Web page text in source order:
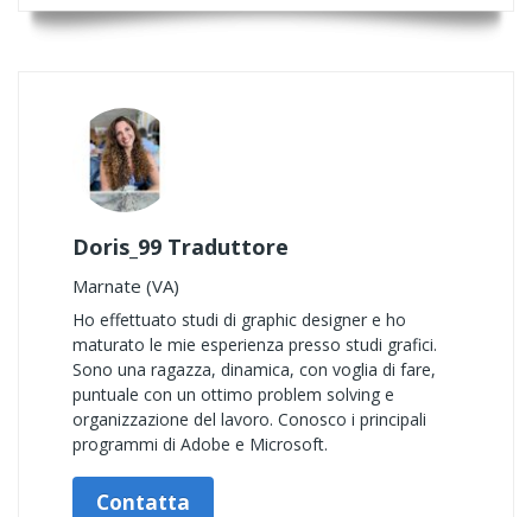
Doris_99 Traduttore
Marnate (VA)
Ho effettuato studi di graphic designer e ho
maturato le mie esperienza presso studi grafici.
Sono una ragazza, dinamica, con voglia di fare,
puntuale con un ottimo problem solving e
organizzazione del lavoro. Conosco i principali
programmi di Adobe e Microsoft.
Contatta